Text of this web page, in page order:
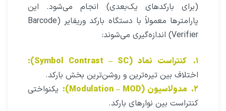
(برای بارکدهای یک‌بعدی) انجام می‌شود. این
پارامترها معمولاً با دستگاه بارکد وریفایر (Barcode
Verifier) اندازه‌گیری می‌شوند:
۱.
کنتراست نماد (Symbol Contrast – SC):
اختلاف بین تیره‌ترین و روشن‌ترین بخش بارکد.
۲. مدولاسیون (Modulation – MOD):
یکنواختی
کنتراست بین نوارهای بارکد.